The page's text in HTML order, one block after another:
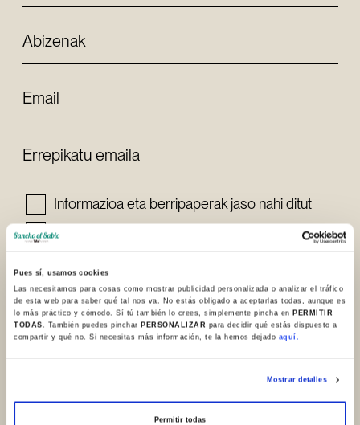
Pues sí, usamos cookies
Las necesitamos para cosas como mostrar publicidad personalizada o analizar el tráfico
de esta web para saber qué tal nos va. No estás obligado a aceptarlas todas, aunque es
lo más práctico y cómodo. Sí tú también lo crees, simplemente pincha enPERMITIR
TODAS . También puedes pincharPERSONALIZAR para decidir qué estás dispuesto a
compartir y qué no. Si necesitas más información, te la hemos dejado aquí.
Mostrar detalles
Permitir todas
Abizenak
Email
Errepikatu emaila
Informazioa eta berripaperak jaso nahi ditut
Irakurri eta onartzen dut
Pribatutasun-politika
Eman izena